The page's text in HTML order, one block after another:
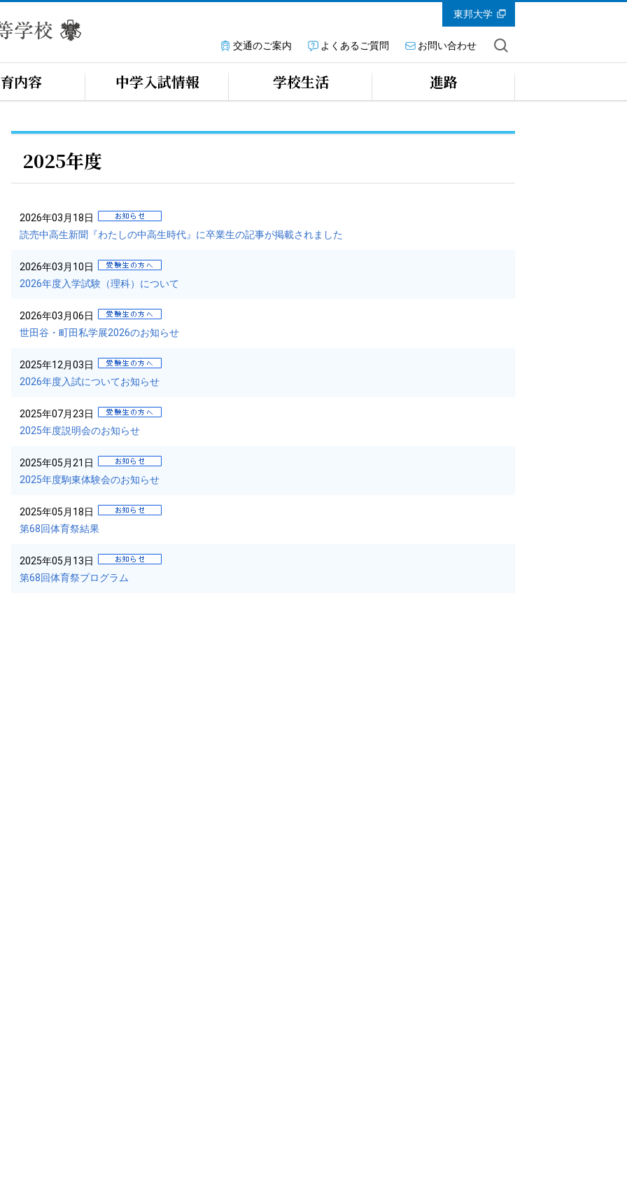
東邦大学
交通のご案内 よくあるご質問 お問い合わせ
内容 中学入試情報 学校生活 進路
2025年度
2026年03月18日
読売中高生新聞『わたしの中高生時代』に卒業生の記事が掲載されました
2026年03月10日
2026年度入学試験（理科）について
2026年03月06日
世田谷・町田私学展2026のお知らせ
2025年12月03日
2026年度入試についてお知らせ
2025年07月23日
2025年度説明会のお知らせ
2025年05月21日
2025年度駒東体験会のお知らせ
2025年05月18日
第68回体育祭結果
2025年05月13日
第68回体育祭プログラム